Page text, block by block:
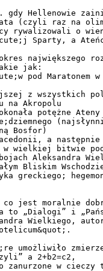
gdy Hellenowie
(czyli raz na
rywalizowali o
Sparty, a
największego
jak:
pod
z wszystkich
na Akropolu
potężne Ateny
Bosfor)
a następnie
w wielkiej bitwie
Aleksandra
Bliskim
greckiego;
jest moralnie
to „Dialogi” i
Wielkiego,
umożliwiło
a 2+b2=c2,
zanurzone w